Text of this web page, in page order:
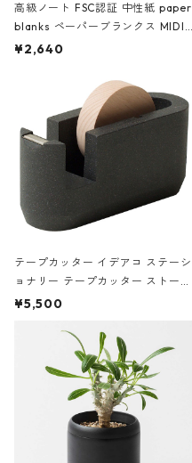
高級ノート FSC認証 中性紙 paper
blanks ペーパーブランクス MIDI
ハードカバー 罫線 ヴァン・ゴッホ
¥2,640
テープカッター イデアコ ステーシ
ョナリー テープカッター ストーン
サンドカラー 石調 ideaco Station
¥5,500